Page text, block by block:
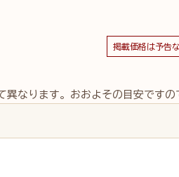
掲載価格は予告
なります。おおよその目安ですの